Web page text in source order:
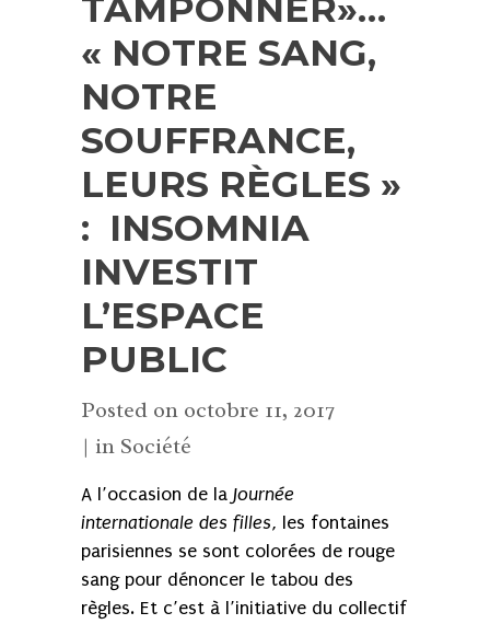
« NOTRE SANG,
NOTRE
SOUFFRANCE,
LEURS RÈGLES »
: INSOMNIA
INVESTIT
L’ESPACE
PUBLIC
Posted on octobre 11, 2017
in Société
A l’occasion de la Journée
internationale des filles, les fontaines
parisiennes se sont colorées de rouge
sang pour dénoncer le tabou des
règles. Et c’est à l’initiative du collectif